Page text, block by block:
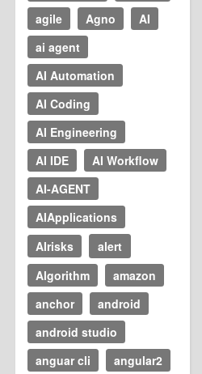
agile
Agno
AI
ai agent
AI Automation
AI Coding
AI Engineering
AI IDE
AI Workflow
AI-AGENT
AIApplications
AIrisks
alert
Algorithm
amazon
anchor
android
android studio
anguar cli
angular2